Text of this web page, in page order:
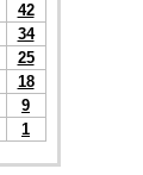
42
34
25
18
9
1